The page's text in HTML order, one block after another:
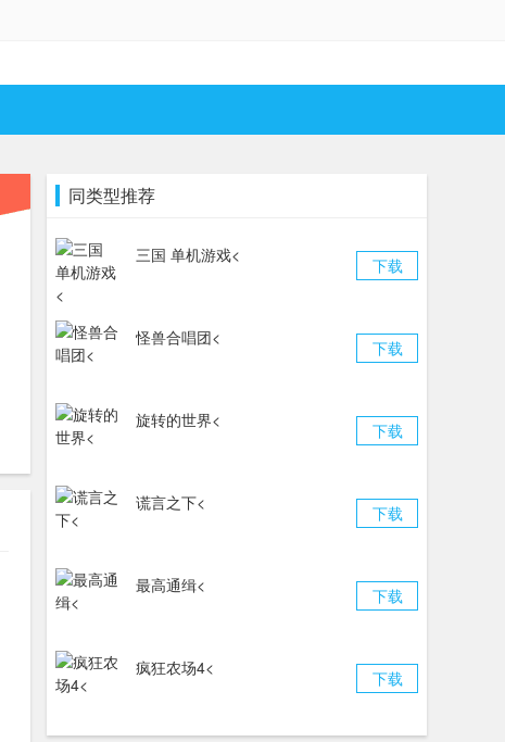
同类型推荐
下载
三国 单机游戏<
下载
怪兽合唱团<
下载
旋转的世界<
下载
谎言之下<
下载
最高通缉<
下载
疯狂农场4<